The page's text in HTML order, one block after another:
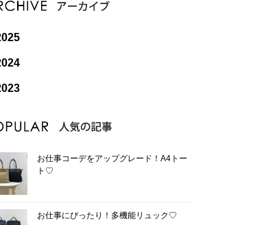
お仕事コーデをアップグレード！A4トー
ト♡
お仕事にぴったり！多機能リュック♡